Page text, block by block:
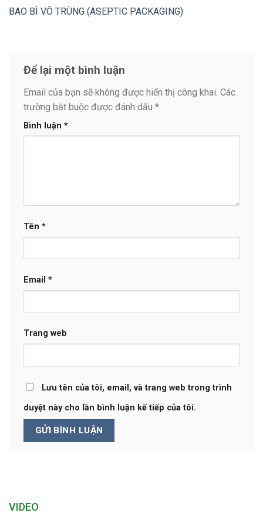
BAO BÌ VÔ TRÙNG (ASEPTIC PACKAGING)
Để lại một bình luận
Email của bạn sẽ không được hiển thị công khai. Các
trường bắt buộc được đánh dấu *
Bình luận *
Tên *
Email *
Trang web
Lưu tên của tôi, email, và trang web trong trình
duyệt này cho lần bình luận kế tiếp của tôi.
VIDEO